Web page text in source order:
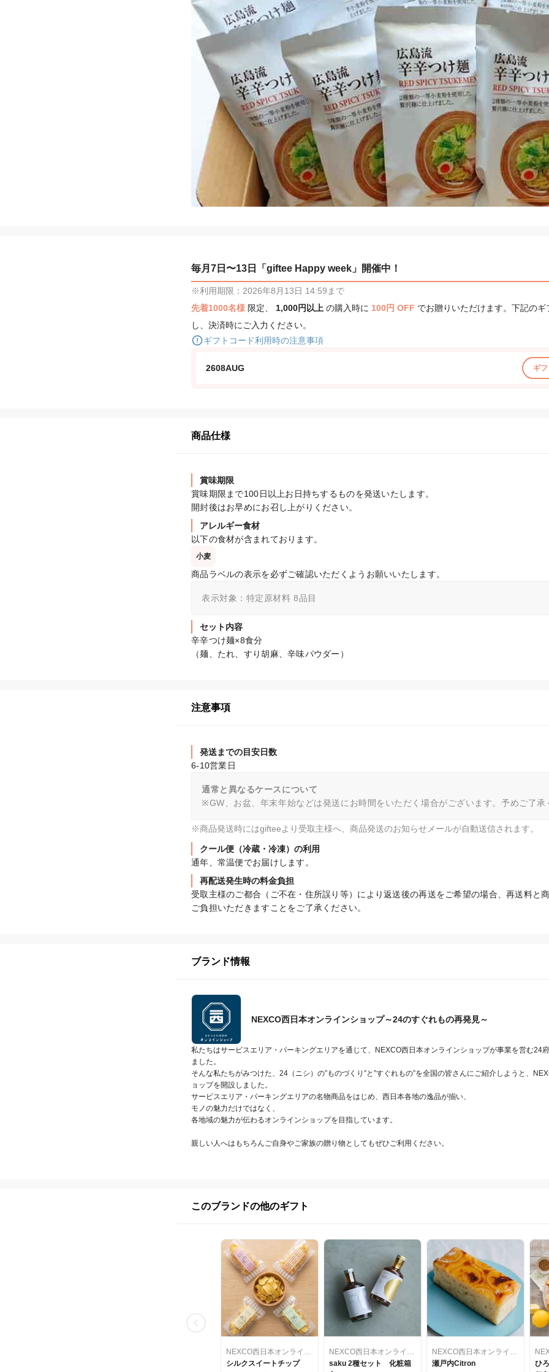
毎月7日〜13日「giftee Happy week」開催中！
※利用期限：2026年8月13日 14:59まで
先着1000名様 限定、 1,000円以上 の購入時に 100円 OFF でお贈りいただけます。下記の
し、決済時にご入力ください。
ギフトコード利用時の注意事項
2608AUG ギ
商品仕様
賞味期限
賞味期限まで100日以上お日持ちするものを発送いたします。
開封後はお早めにお召し上がりください。
アレルギー食材
以下の食材が含まれております。
小麦
商品ラベルの表示を必ずご確認いただくようお願いいたします。
表示対象：特定原材料 8品目
セット内容
辛辛つけ麺×8食分
（麺、たれ、すり胡麻、辛味パウダー）
注意事項
発送までの目安日数
6-10営業日
通常と異なるケースについて
※GW、お盆、年末年始などは発送にお時間をいただく場合がございます。予めご了承
※商品発送時にはgifteeより受取主様へ、商品発送のお知らせメールが自動送信されます。
クール便（冷蔵・冷凍）の利用
通年、常温便でお届けします。
再配送発生時の料金負担
受取主様のご都合（ご不在・住所誤り等）により返送後の再送をご希望の場合、再送料と
ご負担いただきますことをご了承ください。
ブランド情報
NEXCO西日本オンラインショップ～24のすぐれもの再発見～
私たちはサービスエリア・パーキングエリアを通じて、NEXCO西日本オンラインショップが事業を営む24
ました。
そんな私たちがみつけた、24（ニシ）の”ものづくり”と”すぐれもの”を全国の皆さんにご紹介しようと、
ョップを開設しました。
サービスエリア・パーキングエリアの名物商品をはじめ、西日本各地の逸品が揃い、
モノの魅力だけではなく、
各地域の魅力が伝わるオンラインショップを目指しています。
親しい人へはもちろんご自身やご家族の贈り物としてもぜひご利用ください。
このブランドの他のギフト
シルクスイートチップ
saku 2種セット 化粧箱
瀬戸内Citron
ひ